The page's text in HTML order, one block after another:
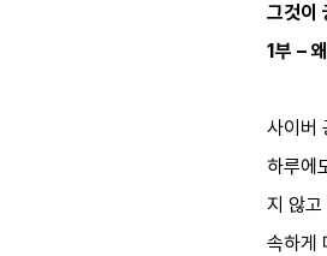
그것
1부 –
사이버
하루에
지 않고
속하게